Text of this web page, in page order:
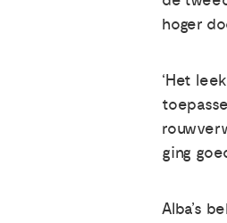
hoger
‘Het
ging
Alba’s